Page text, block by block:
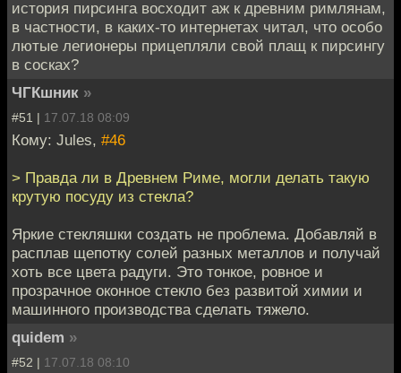
история пирсинга восходит аж к древним римлянам,
в частности, в каких-то интернетах читал, что особо
лютые легионеры прицепляли свой плащ к пирсингу
в сосках?
ЧГКшник »
#51 | 17.07.18 08:09
Кому: Jules, #46
> Правда ли в Древнем Риме, могли делать такую
крутую посуду из стекла?
Яркие стекляшки создать не проблема. Добавляй в
расплав щепотку солей разных металлов и получай
хоть все цвета радуги. Это тонкое, ровное и
прозрачное оконное стекло без развитой химии и
машинного производства сделать тяжело.
quidem »
#52 | 17.07.18 08:10